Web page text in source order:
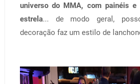
universo do MMA, com painéis e
estrela... de modo geral,
decoração faz um estilo de